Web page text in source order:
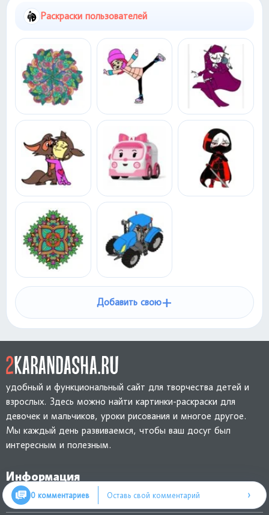
Раскраски пользователей
Добавить свою+
0 комментариев Оставь свой комментарий ›
удобный и функциональный сайт для творчества детей и
взрослых. Здесь можно найти картинки-раскраски для
девочек и мальчиков, уроки рисования и многое другое.
Мы каждый день развиваемся, чтобы ваш досуг был
интересным и полезным.
Информация
Обратная связь